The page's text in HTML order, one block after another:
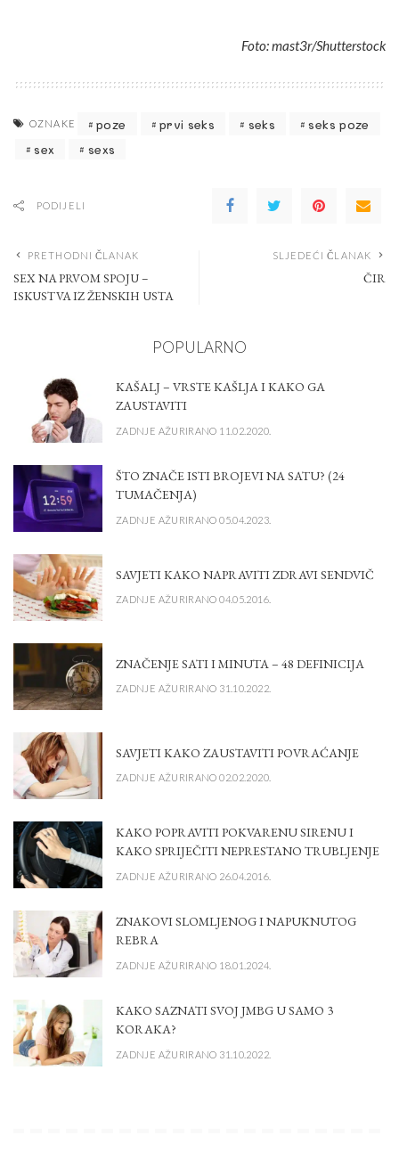
Foto: mast3r/Shutterstock
OZNAKE poze prvi seks seks
seks poze
sex
sexs
PODIJELI
PRETHODNI ČLANAK
SEX NA PRVOM SPOJU –
ISKUSTVA IZ ŽENSKIH USTA
SLJEDEĆI ČLANAK
ČIR
POPULARNO
KAŠALJ – VRSTE KAŠLJA I KAKO GA
ZAUSTAVITI
ZADNJE AŽURIRANO 11.02.2020.
ŠTO ZNAČE ISTI BROJEVI NA SATU? (24
TUMAČENJA)
ZADNJE AŽURIRANO 05.04.2023.
SAVJETI KAKO NAPRAVITI ZDRAVI SENDVIČ
ZADNJE AŽURIRANO 04.05.2016.
ZNAČENJE SATI I MINUTA – 48 DEFINICIJA
ZADNJE AŽURIRANO 31.10.2022.
SAVJETI KAKO ZAUSTAVITI POVRAĆANJE
ZADNJE AŽURIRANO 02.02.2020.
KAKO POPRAVITI POKVARENU SIRENU I
KAKO SPRIJEČITI NEPRESTANO TRUBLJENJE
ZADNJE AŽURIRANO 26.04.2016.
ZNAKOVI SLOMLJENOG I NAPUKNUTOG
REBRA
ZADNJE AŽURIRANO 18.01.2024.
KAKO SAZNATI SVOJ JMBG U SAMO 3
KORAKA?
ZADNJE AŽURIRANO 31.10.2022.